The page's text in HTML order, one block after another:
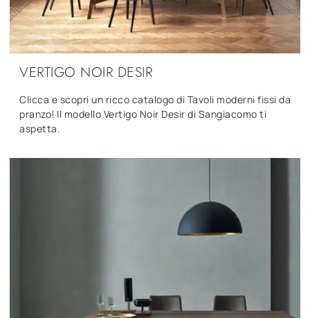
VERTIGO NOIR DESIR
Clicca e scopri un ricco catalogo di Tavoli moderni fissi da
pranzo! Il modello Vertigo Noir Desir di Sangiacomo ti
aspetta.